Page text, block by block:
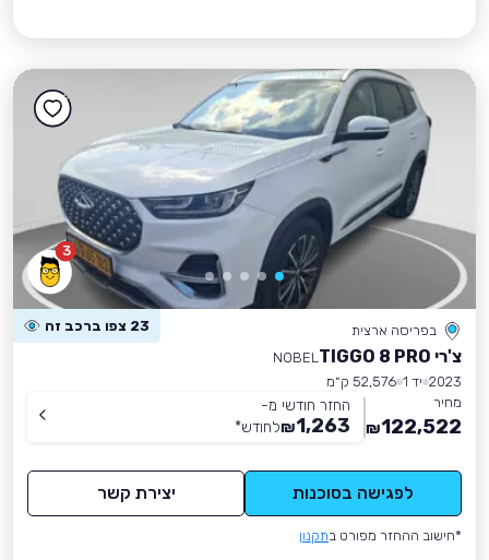
3
בפריסה ארצית 23 צפו ברכב זה
צ'רי TIGGO 8 PRO
NOBEL
2023 יד 1
52,576 ק״מ
מחיר
122,522
₪
החזר חודשי מ-
1,263
₪לחודש*
לפגישה בסוכנות יצירת קשר
*חישוב ההחזר מפורט בתקנון